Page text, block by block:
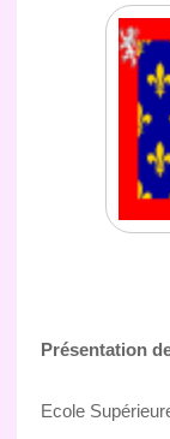
Présentation
Ecole